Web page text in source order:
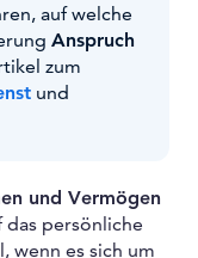
auf welche
Anspruch
zum
und
und Vermögen
das persönliche
wenn es sich um